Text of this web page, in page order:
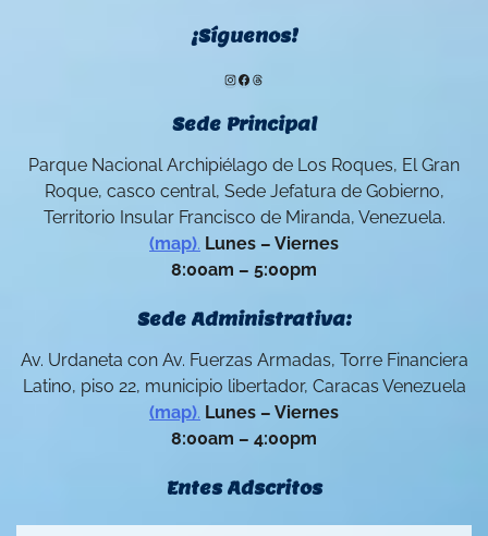
¡Síguenos!
Instagram
Facebook
Threads
Sede Principal
Parque Nacional Archipiélago de Los Roques, El Gran
Roque, casco central, Sede Jefatura de Gobierno,
Territorio Insular Francisco de Miranda, Venezuela.
(map). Lunes – Viernes
8:00am – 5:00pm
Sede Administrativa:
Av. Urdaneta con Av. Fuerzas Armadas, Torre Financiera
Latino, piso 22, municipio libertador, Caracas Venezuela
(map). Lunes – Viernes
8:00am – 4:00pm
Entes Adscritos